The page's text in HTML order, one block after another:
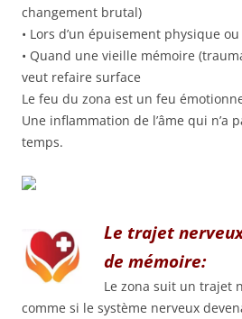
changement brutal)
• Lors d’un épuisement physique
• Quand une vieille mémoire
veut refaire surface
Le feu du zona est un feu
Une inflammation de l’âme qui n’a
temps.
Le trajet
de mémoire:
Le zona suit un trajet
comme si le système nerveux